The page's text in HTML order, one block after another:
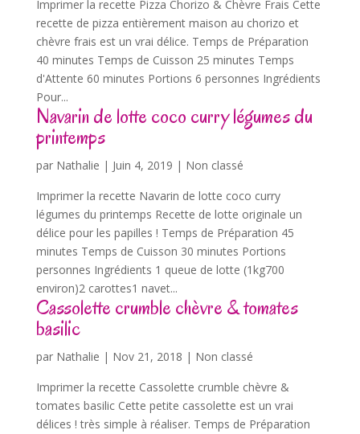
Imprimer la recette Pizza Chorizo & Chèvre Frais Cette
recette de pizza entièrement maison au chorizo et
chèvre frais est un vrai délice. Temps de Préparation
40 minutes Temps de Cuisson 25 minutes Temps
d'Attente 60 minutes Portions 6 personnes Ingrédients
Pour...
Navarin de lotte coco curry légumes du
printemps
par Nathalie | Juin 4, 2019 | Non classé
Imprimer la recette Navarin de lotte coco curry
légumes du printemps Recette de lotte originale un
délice pour les papilles ! Temps de Préparation 45
minutes Temps de Cuisson 30 minutes Portions
personnes Ingrédients 1 queue de lotte (1kg700
environ)2 carottes1 navet...
Cassolette crumble chèvre & tomates
basilic
par Nathalie | Nov 21, 2018 | Non classé
Imprimer la recette Cassolette crumble chèvre &
tomates basilic Cette petite cassolette est un vrai
délices ! très simple à réaliser. Temps de Préparation